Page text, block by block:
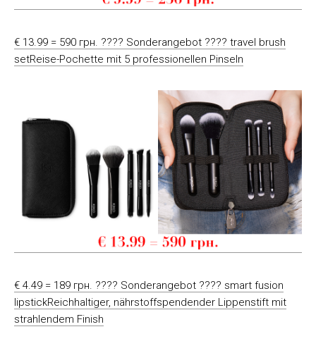
€ 13.99 = 590 грн. ???? Sonderangebot ???? travel brush
setReise-Pochette mit 5 professionellen Pinseln
€ 4.49 = 189 грн. ???? Sonderangebot ???? smart fusion
lipstickReichhaltiger, nährstoffspendender Lippenstift mit
strahlendem Finish